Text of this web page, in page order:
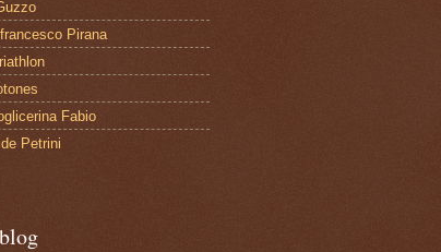
Fabio
Petrini